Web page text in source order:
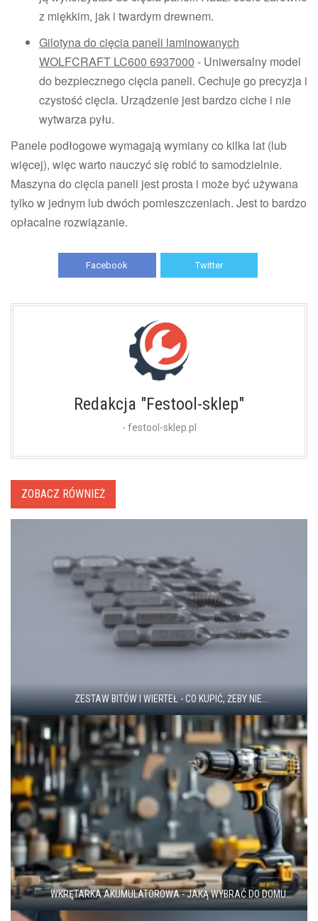
z miękkim, jak i twardym drewnem.
Gilotyna do cięcia paneli laminowanych
WOLFCRAFT LC600 6937000 - Uniwersalny model
do bezpiecznego cięcia paneli. Cechuje go precyzja i
czystość cięcia. Urządzenie jest bardzo ciche i nie
wytwarza pyłu.
Panele podłogowe wymagają wymiany co kilka lat (lub
więcej), więc warto nauczyć się robić to samodzielnie.
Maszyna do cięcia paneli jest prosta i może być używana
tylko w jednym lub dwóch pomieszczeniach. Jest to bardzo
opłacalne rozwiązanie.
Facebook Twitter
Redakcja "Festool-sklep"
- festool-sklep.pl
ZOBACZ RÓWNIEŻ
ZESTAW BITÓW I WIERTEŁ - CO KUPIĆ, ŻEBY NIE...
WKRĘTARKA AKUMULATOROWA - JAKĄ WYBRAĆ DO DOMU...